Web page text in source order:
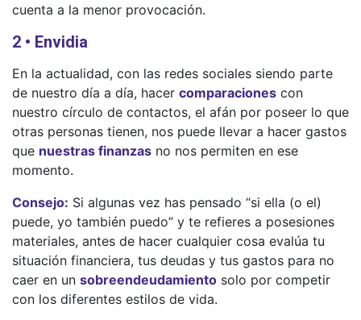
cuenta a la menor provocación.
2 • Envidia
En la actualidad, con las redes sociales siendo parte
de nuestro día a día, hacer comparaciones con
nuestro círculo de contactos, el afán por poseer lo que
otras personas tienen, nos puede llevar a hacer gastos
que nuestras finanzas no nos permiten en ese
momento.
Consejo: Si algunas vez has pensado “si ella (o el)
puede, yo también puedo” y te refieres a posesiones
materiales, antes de hacer cualquier cosa evalúa tu
situación financiera, tus deudas y tus gastos para no
caer en un sobreendeudamiento solo por competir
con los diferentes estilos de vida.